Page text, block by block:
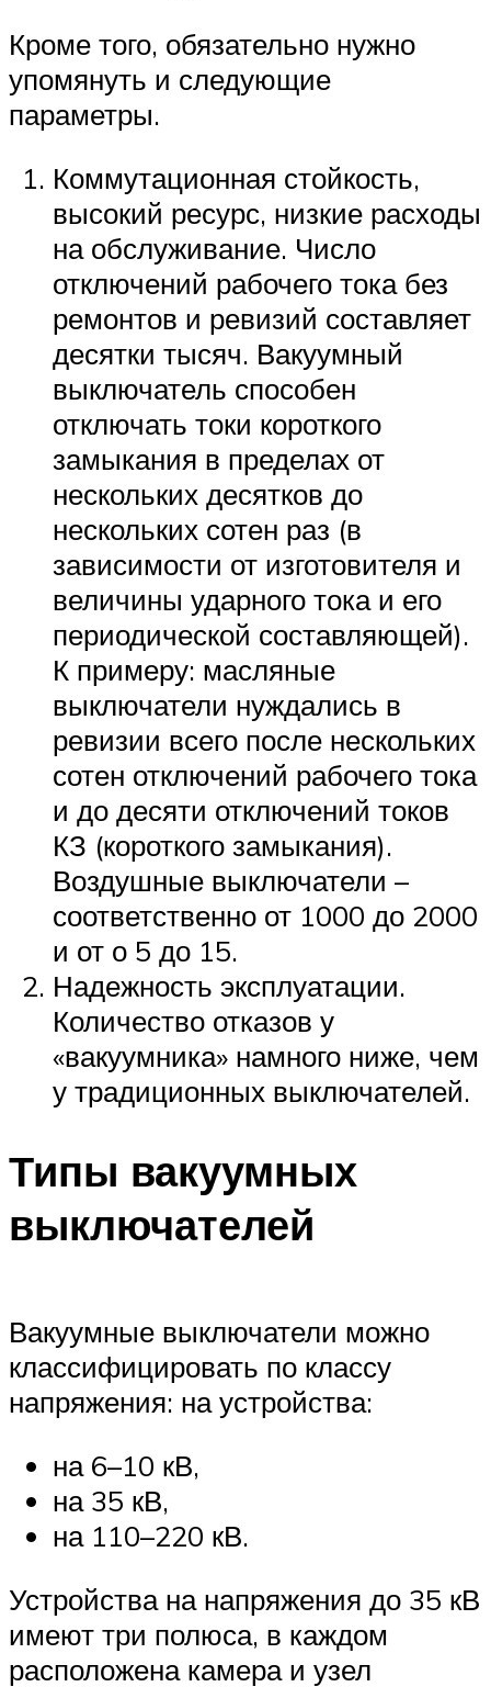
Кроме того, обязательно нужно
упомянуть и следующие
параметры.
Коммутационная стойкость,
высокий ресурс, низкие расходы
на обслуживание. Число
отключений рабочего тока без
ремонтов и ревизий составляет
десятки тысяч. Вакуумный
выключатель способен
отключать токи короткого
замыкания в пределах от
нескольких десятков до
нескольких сотен раз (в
зависимости от изготовителя и
величины ударного тока и его
периодической составляющей).
К примеру: масляные
выключатели нуждались в
ревизии всего после нескольких
сотен отключений рабочего тока
и до десяти отключений токов
КЗ (короткого замыкания).
Воздушные выключатели –
соответственно от 1000 до 2000
и от о 5 до 15.
Надежность эксплуатации.
Количество отказов у
«вакуумника» намного ниже, чем
у традиционных выключателей.
Типы вакуумных
выключателей
Вакуумные выключатели можно
классифицировать по классу
напряжения: на устройства:
на 6–10 кВ,
на 35 кВ,
на 110–220 кВ.
Устройства на напряжения до 35 кВ
имеют три полюса, в каждом
расположена камера и узел